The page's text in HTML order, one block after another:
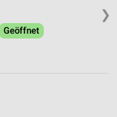
❯
Geöffnet